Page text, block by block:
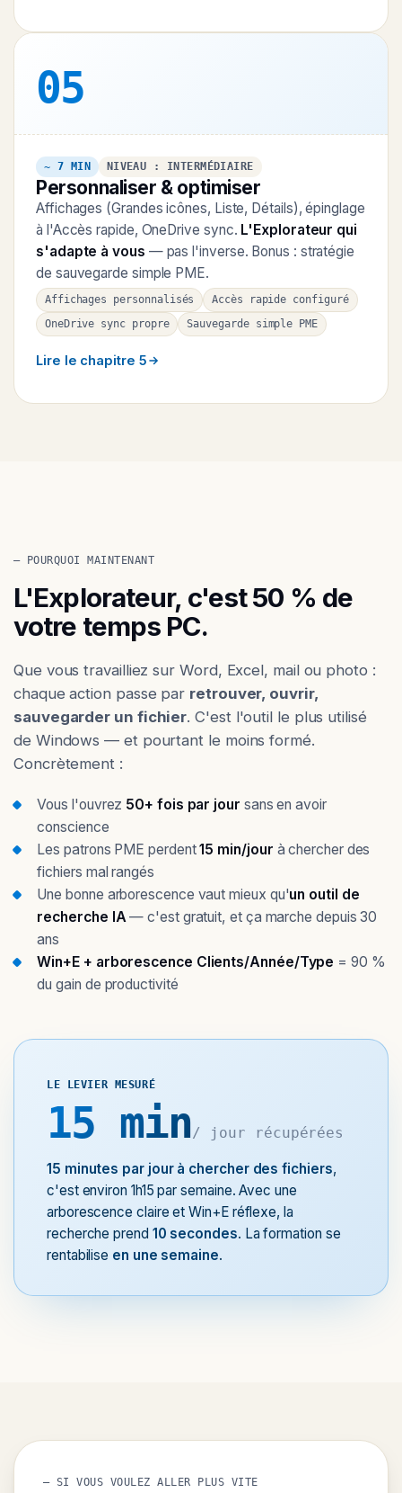
05
~ 7 MIN NIVEAU : INTERMÉDIAIRE
Personnaliser & optimiser
Affichages (Grandes icônes, Liste, Détails), épinglage
à l'Accès rapide, OneDrive sync. L'Explorateur qui
s'adapte à vous — pas l'inverse. Bonus : stratégie
de sauvegarde simple PME.
Affichages personnalisés
Accès rapide configuré
OneDrive sync propre
Sauvegarde simple PME
Lire le chapitre 5
— POURQUOI MAINTENANT
L'Explorateur, c'est 50 % de
votre temps PC.
Que vous travailliez sur Word, Excel, mail ou photo :
chaque action passe par retrouver, ouvrir,
sauvegarder un fichier. C'est l'outil le plus utilisé
de Windows — et pourtant le moins formé.
Concrètement :
Vous l'ouvrez 50+ fois par jour sans en avoir
conscience
Les patrons PME perdent15 min/jour à chercher des
fichiers mal rangés
Une bonne arborescence vaut mieux qu'un outil de
recherche IA— c'est gratuit, et ça marche depuis 30
ans
Win+E + arborescence Clients/Année/Type = 90 %
du gain de productivité
LE LEVIER MESURÉ
15 min/ jour récupérées
15 minutes par jour à chercher des fichiers,
c'est environ 1h15 par semaine. Avec une
arborescence claire et Win+E réflexe, la
recherche prend 10 secondes. La formation se
rentabilise en une semaine.
— SI VOUS VOULEZ ALLER PLUS VITE